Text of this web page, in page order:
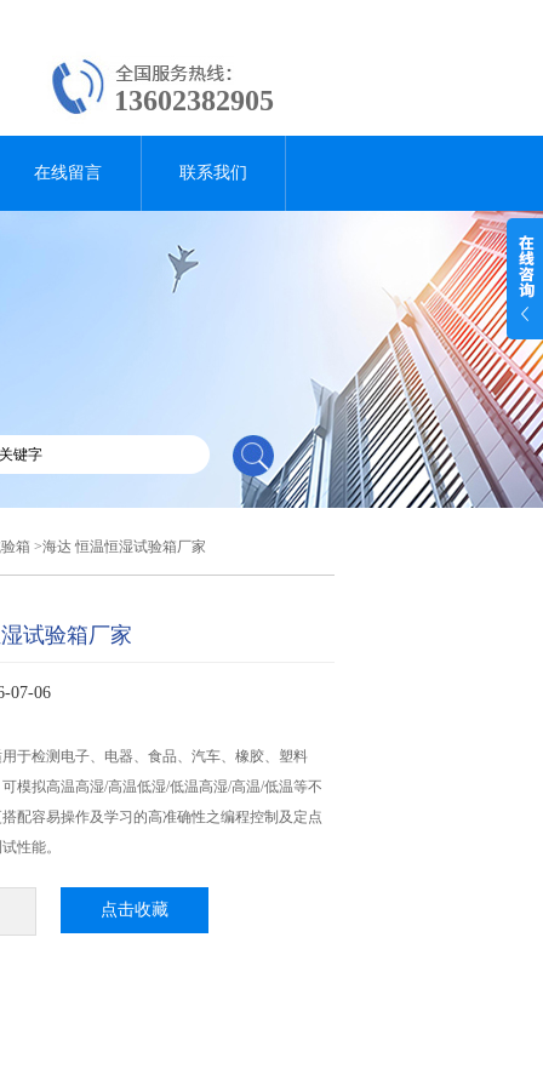
13602382905
在线留言 联系我们
箱 >海达 恒温恒湿试验箱厂家
试验箱厂家
07-06
于检测电子、电器、食品、汽车、橡胶、塑料
模拟高温高湿/高温低湿/低温高湿/高温/低温等不
配容易操作及学习的高准确性之编程控制及定点
性能。
点击收藏